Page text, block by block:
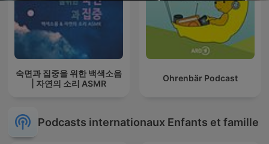
숙면과 집중을 위한 백색소음
| 자연의 소리 ASMR
Ohrenbär Podcast
Podcasts internationaux Enfants et famille